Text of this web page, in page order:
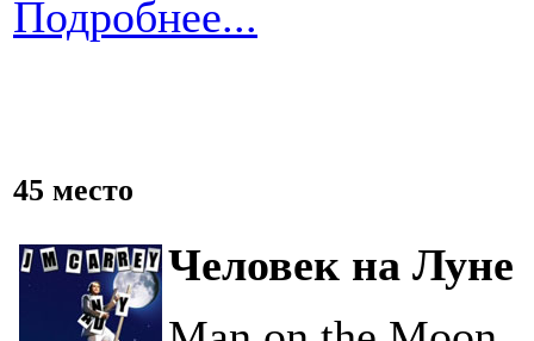
Подробнее...
45 место
Человек на Луне